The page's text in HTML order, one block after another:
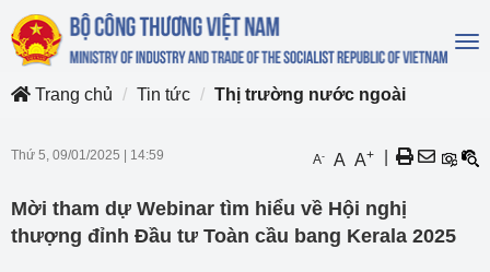
Trang chủ
Tin tức Thị trường nước ngoài
Thứ 5, 09/01/2025 14:59 A- A A+
Mời tham dự Webinar tìm hiểu về Hội nghị
thượng đỉnh Đầu tư Toàn cầu bang Kerala 2025